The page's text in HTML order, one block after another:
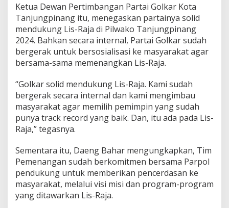
Ketua Dewan Pertimbangan Partai Golkar Kota
Tanjungpinang itu, menegaskan partainya solid
mendukung Lis-Raja di Pilwako Tanjungpinang
2024. Bahkan secara internal, Partai Golkar sudah
bergerak untuk bersosialisasi ke masyarakat agar
bersama-sama memenangkan Lis-Raja.
“Golkar solid mendukung Lis-Raja. Kami sudah
bergerak secara internal dan kami mengimbau
masyarakat agar memilih pemimpin yang sudah
punya track record yang baik. Dan, itu ada pada Lis-
Raja,” tegasnya.
Sementara itu, Daeng Bahar mengungkapkan, Tim
Pemenangan sudah berkomitmen bersama Parpol
pendukung untuk memberikan pencerdasan ke
masyarakat, melalui visi misi dan program-program
yang ditawarkan Lis-Raja.